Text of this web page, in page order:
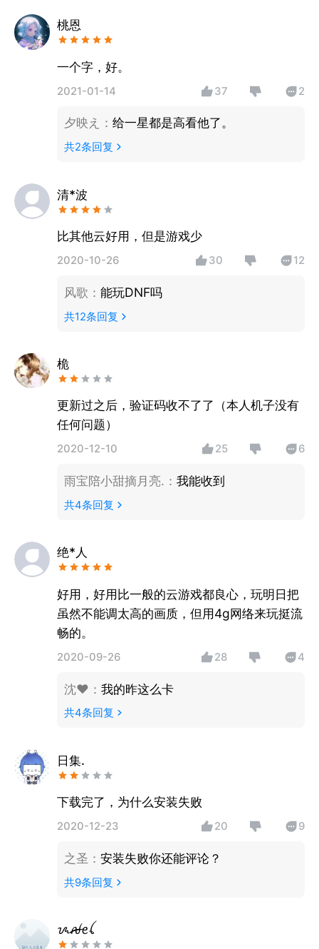
桃恩
一个字，好。
2021-01-14 37 2
夕映え ： 给一星都是高看他了。
共2条回复
清*波
比其他云好用，但是游戏少
2020-10-26 30 12
风歌 ： 能玩DNF吗
共12条回复
￴桅
更新过之后，验证码收不了了（本人机子没有
任何问题）
2020-12-10 25 6
雨宝陪小甜摘月亮. ： 我能收到
共4条回复
绝*人
好用，好用比一般的云游戏都良心，玩明日把
虽然不能调太高的画质，但用4g网络来玩挺流
畅的。
2020-09-26 28 4
沈♥ ： 我的昨这么卡
共4条回复
日集.
下载完了，为什么安装失败
2020-12-23 20 9
之圣 ： 安装失败你还能评论？
共9条回复
ᝰꫛꫀꪶ